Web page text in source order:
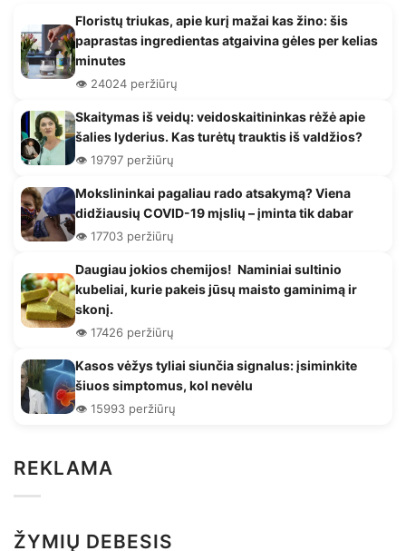
Floristų triukas, apie kurį mažai kas žino: šis
paprastas ingredientas atgaivina gėles per kelias
minutes
👁️ 24024 peržiūrų
Skaitymas iš veidų: veidoskaitininkas rėžė apie
šalies lyderius. Kas turėtų trauktis iš valdžios?
👁️ 19797 peržiūrų
Mokslininkai pagaliau rado atsakymą? Viena
didžiausių COVID-19 mįslių – įminta tik dabar
👁️ 17703 peržiūrų
Daugiau jokios chemijos! Naminiai sultinio
kubeliai, kurie pakeis jūsų maisto gaminimą ir
skonį.
👁️ 17426 peržiūrų
Kasos vėžys tyliai siunčia signalus: įsiminkite
šiuos simptomus, kol nevėlu
👁️ 15993 peržiūrų
REKLAMA
ŽYMIŲ DEBESIS